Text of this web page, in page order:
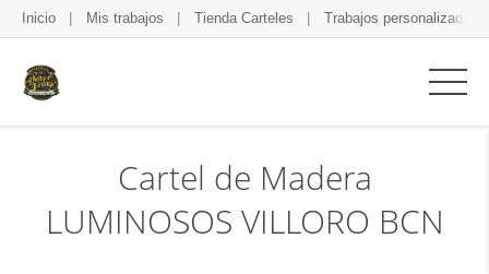
Inicio Mis trabajos Tienda Carteles Trabajos personalizados
Cartel de Madera
LUMINOSOS VILLORO BCN